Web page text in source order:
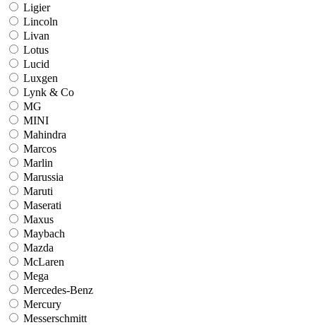
Ligier
Lincoln
Livan
Lotus
Lucid
Luxgen
Lynk & Co
MG
MINI
Mahindra
Marcos
Marlin
Marussia
Maruti
Maserati
Maxus
Maybach
Mazda
McLaren
Mega
Mercedes-Benz
Mercury
Messerschmitt